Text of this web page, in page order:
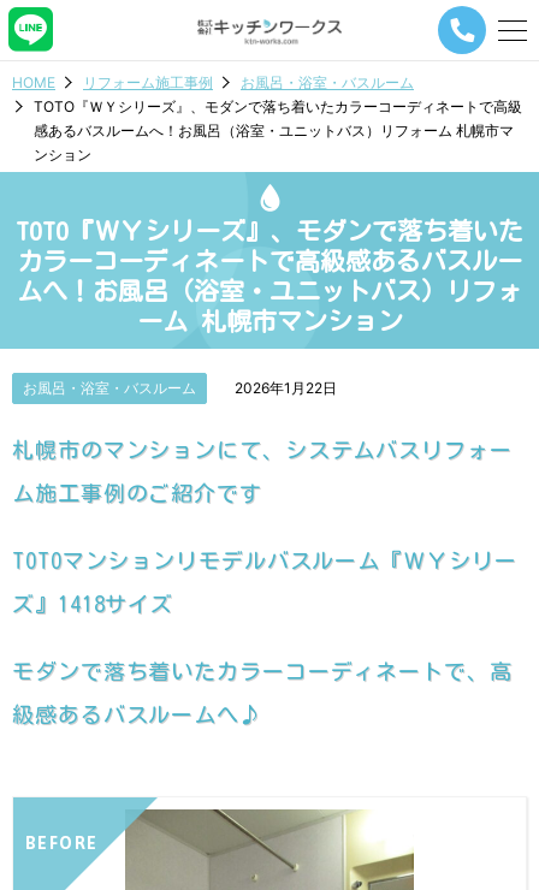
メ
ー
ナ
ゲ
ョ
ン
タ
HOME リフォーム施工事例
お風呂・浴室・バスルーム
TOTO『ＷＹシリーズ』、モダンで落ち着いたカラーコーディネートで高級
感あるバスルームへ！お風呂（浴室・ユニットバス）リフォーム 札幌市マ
ンション
TOTO『ＷＹシリーズ』、モダンで落ち着いた
カラーコーディネートで高級感あるバスルー
ムへ！お風呂（浴室・ユニットバス）リフォ
ーム 札幌市マンション
お風呂・浴室・バスルーム 2026年1月22日
札幌市のマンションにて、システムバスリフォー
ム施工事例のご紹介です
TOTOマンションリモデルバスルーム『ＷＹシリー
ズ』1418サイズ
モダンで落ち着いたカラーコーディネートで、高
級感あるバスルームへ♪
BEFORE